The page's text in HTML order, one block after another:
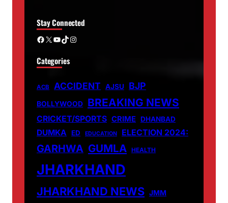
Stay Connected
Facebook X YouTube TikTok Instagram
Categories
ACB ACCIDENT AJSU BJP
BOLLYWOOD BREAKING NEWS
CRICKET/SPORTS CRIME DHANBAD
DUMKA ED EDUCATION ELECTION 2024:
GARHWA GUMLA HEALTH
JHARKHAND
JHARKHAND NEWS JMM